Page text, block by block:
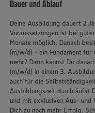
Dauer und Ablauf
Deine Ausbildung dauert 2
Voraussetzungen ist bei
Monate möglich. Danach
(m/w/d) - ein Fundament für
mehr? Dann kannst Du
(m/w/d) in einem 3.
auch für die
Ausbildungszeit durchläufst
und mit exklusiven Aus-
Dich zu noch mehr Erfolg,